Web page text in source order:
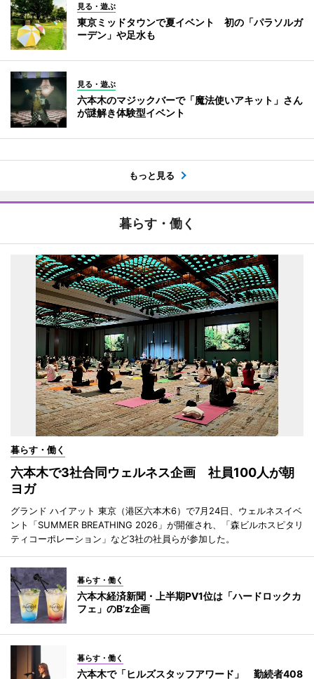
見る・遊ぶ
東京ミッドタウンで夏イベント 初の「パラソルガ
ーデン」や足水も
見る・遊ぶ
六本木のマジックバーで「魔法使いアキット」さん
が謎解き体験型イベント
もっと見る
暮らす・働く
暮らす・働く
六本木で3社合同ウェルネス企画 社員100人が朝
ヨガ
グランド ハイアット 東京（港区六本木6）で7月24日、ウェルネスイベ
ント「SUMMER BREATHING 2026」が開催され、「森ビルホスピタリ
ティコーポレーション」など3社の社員らが参加した。
暮らす・働く
六本木経済新聞・上半期PV1位は「ハードロックカ
フェ」のB’z企画
暮らす・働く
六本木で「ヒルズスタッフアワード」 勤続者408